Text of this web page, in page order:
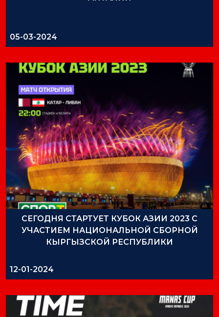
05-03-2024
СЕГОДНЯ СТАРТУЕТ КУБОК АЗИИ 2023 С
УЧАСТИЕМ НАЦИОНАЛЬНОЙ СБОРНОЙ
КЫРГЫЗСКОЙ РЕСПУБЛИКИ
12-01-2024